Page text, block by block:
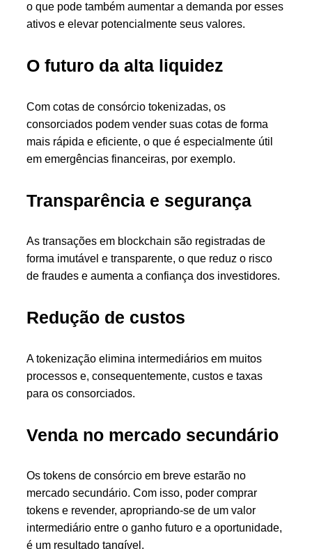
o que pode também aumentar a demanda por esses
ativos e elevar potencialmente seus valores.
O futuro da alta liquidez
Com cotas de consórcio tokenizadas, os
consorciados podem vender suas cotas de forma
mais rápida e eficiente, o que é especialmente útil
em emergências financeiras, por exemplo.
Transparência e segurança
As transações em blockchain são registradas de
forma imutável e transparente, o que reduz o risco
de fraudes e aumenta a confiança dos investidores.
Redução de custos
A tokenização elimina intermediários em muitos
processos e, consequentemente, custos e taxas
para os consorciados.
Venda no mercado secundário
Os tokens de consórcio em breve estarão no
mercado secundário. Com isso, poder comprar
tokens e revender, apropriando-se de um valor
intermediário entre o ganho futuro e a oportunidade,
é um resultado tangível.